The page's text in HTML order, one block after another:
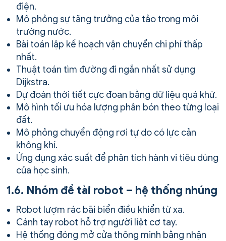
điện.
Mô phỏng sự tăng trưởng của tảo trong môi
trường nước.
Bài toán lập kế hoạch vận chuyển chi phí thấp
nhất.
Thuật toán tìm đường đi ngắn nhất sử dụng
Dijkstra.
Dự đoán thời tiết cực đoan bằng dữ liệu quá khứ.
Mô hình tối ưu hóa lượng phân bón theo từng loại
đất.
Mô phỏng chuyển động rơi tự do có lực cản
không khí.
Ứng dụng xác suất để phân tích hành vi tiêu dùng
của học sinh.
1.6. Nhóm đề tài robot – hệ thống nhúng
Robot lượm rác bãi biển điều khiển từ xa.
Cánh tay robot hỗ trợ người liệt cơ tay.
Hệ thống đóng mở cửa thông minh bằng nhận